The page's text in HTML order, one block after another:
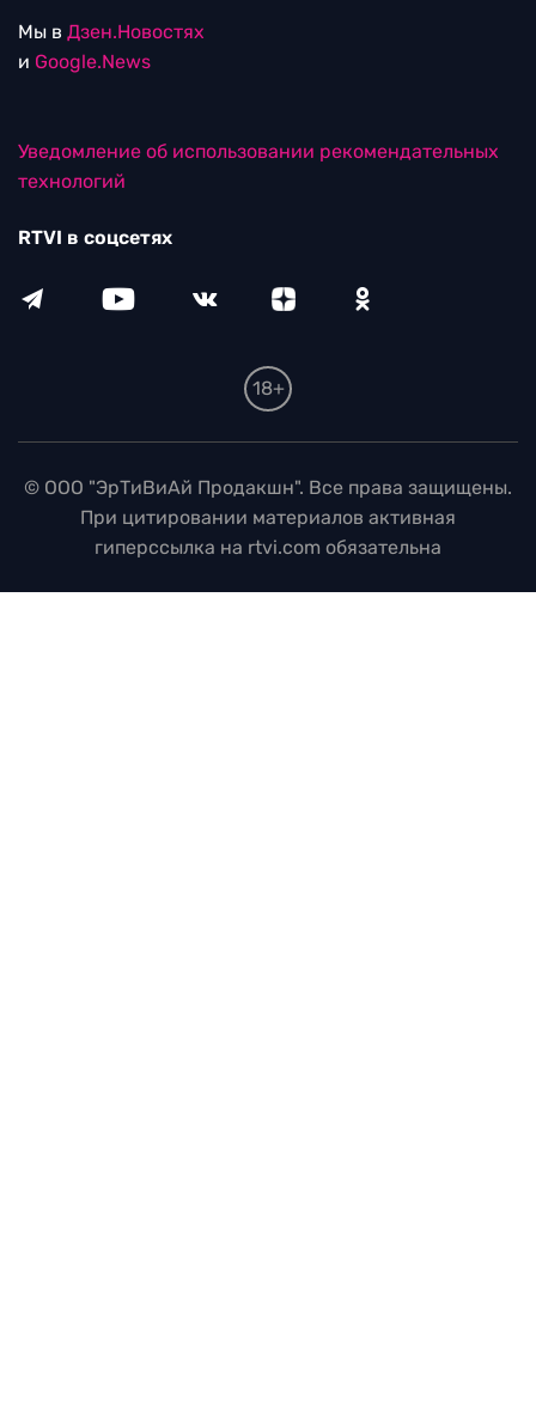
Мы в Дзен.Новостях
и Google.News
Уведомление об использовании рекомендательных
технологий
RTVI в соцсетях
18+
© ООО "ЭрТиВиАй Продакшн". Все права защищены.
При цитировании материалов активная
гиперссылка на rtvi.com обязательна